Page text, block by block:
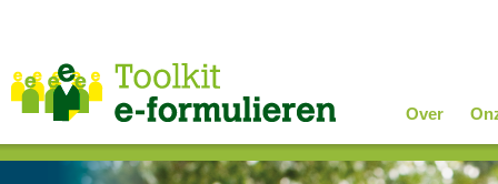
Over